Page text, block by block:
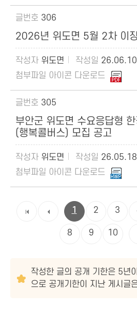
306
2026년 위도면 5월 2차 이
위도면 26.06.10
305
부안군 위도면 수요응답형
(행복콜버스) 모집 공고
위도면 26.05.18
1 2 3
8 9 10
작성한 글의 공개 기한은 5년
으로 공개기한이 지난 게시글